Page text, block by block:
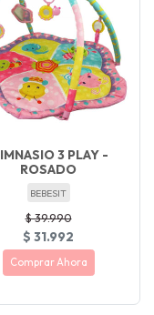
3 PLAY -
ROSADO
BEBESIT
$ 39.990
$ 31.992
Comprar Ahora